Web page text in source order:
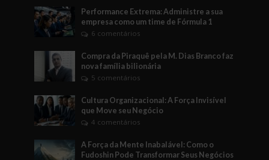
Performance Extrema: Administre a sua
empresa como um time de Fórmula 1
6 comentários
Compra da Piraquê pela M. Dias Branco faz
nova família bilionária
5 comentários
Cultura Organizacional: A Força Invisível
que Move seu Negócio
4 comentários
A Força da Mente Inabalável: Como o
Fudoshin Pode Transformar Seus Negócios